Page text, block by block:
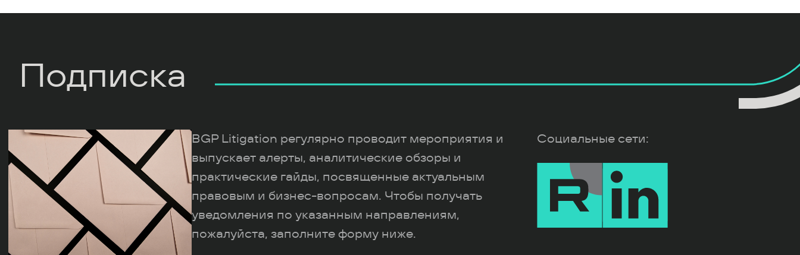
Подписка
BGP Litigation регулярно проводит мероприятия и
выпускает алерты, аналитические обзоры и
практические гайды, посвященные актуальным
правовым и бизнес-вопросам. Чтобы получать
уведомления по указанным направлениям,
пожалуйста, заполните форму ниже.
Социальные сети: